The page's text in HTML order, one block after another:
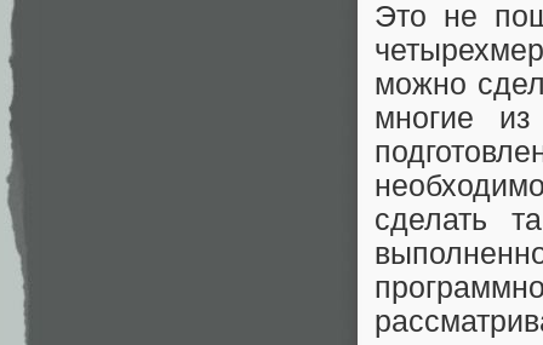
Это не
можно
многие
сделать